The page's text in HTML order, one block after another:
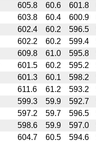
605.8 60.6 601.8
603.8 60.4 600.9
602.4 60.2 596.5
602.2 60.2 599.4
609.8 61.0 595.8
601.5 60.2 595.2
601.3 60.1 598.2
611.6 61.2 593.2
599.3 59.9 592.7
597.2 59.7 596.5
598.6 59.9 597.0
604.7 60.5 594.6